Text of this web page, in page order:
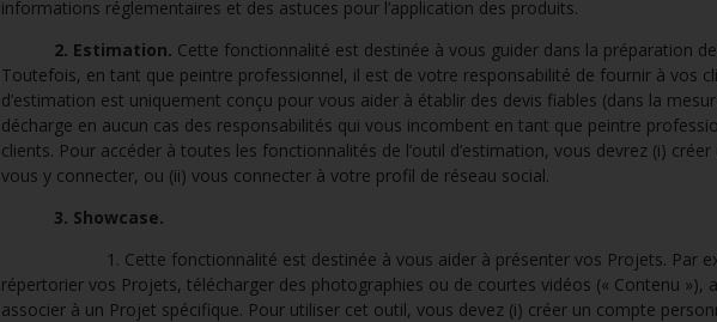
informations réglementaires et des astuces pour l’application des produits.
2. Estimation. Cette fonctionnalité est destinée à vous guider dans la préparation
Toutefois, en tant que peintre professionnel, il est de votre responsabilité de fournir à vos
d’estimation est uniquement conçu pour vous aider à établir des devis fiables (dans la
décharge en aucun cas des responsabilités qui vous incombent en tant que peintre
clients. Pour accéder à toutes les fonctionnalités de l’outil d’estimation, vous devrez (i)
vous y connecter, ou (ii) vous connecter à votre profil de réseau social.
3. Showcase.
1. Cette fonctionnalité est destinée à vous aider à présenter vos Projets. Par
répertorier vos Projets, télécharger des photographies ou de courtes vidéos (« Contenu »),
associer à un Projet spécifique. Pour utiliser cet outil, vous devez (i) créer un compte